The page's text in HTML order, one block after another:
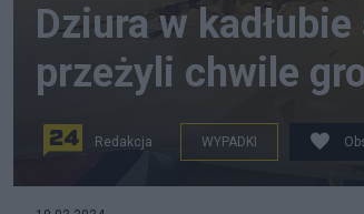
Dziura w
przeżyli chwile
Redakcja WYPADKI